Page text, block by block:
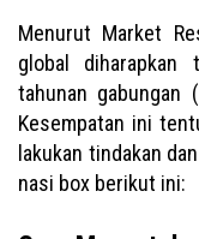
Menurut Market
global diharapkan
tahunan gabungan
Kesempatan ini
lakukan tindakan
nasi box berikut ini: